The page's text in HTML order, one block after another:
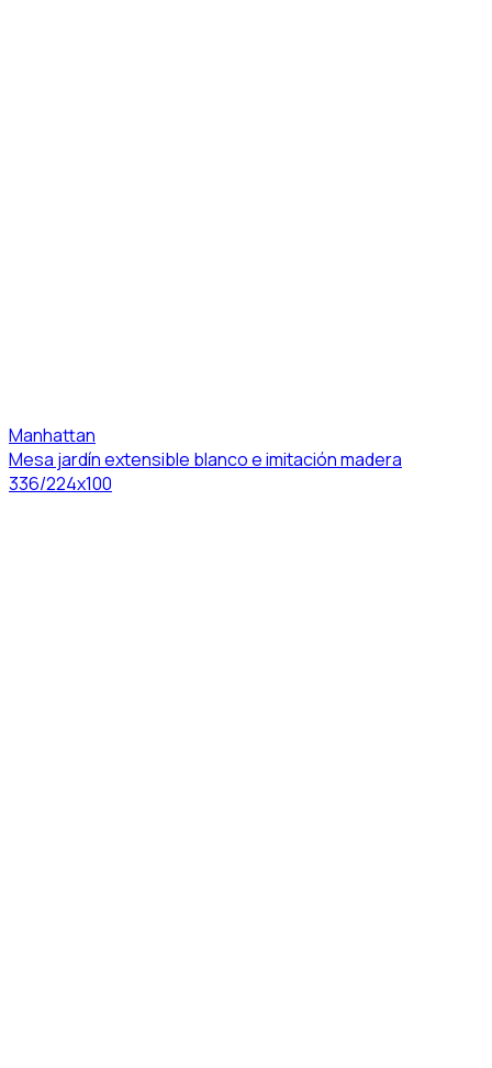
Manhattan
Mesa jardín extensible blanco e imitación madera
336/224x100